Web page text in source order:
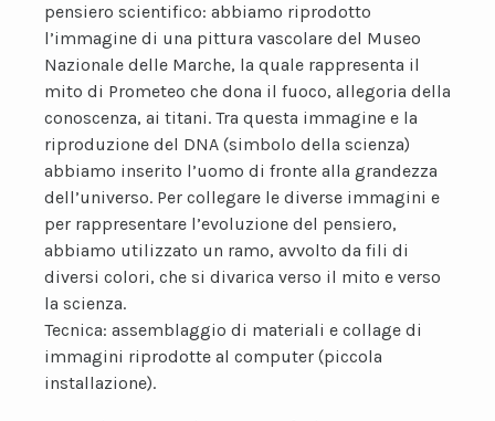
pensiero scientifico: abbiamo riprodotto
l’immagine di una pittura vascolare del Museo
Nazionale delle Marche, la quale rappresenta il
mito di Prometeo che dona il fuoco, allegoria della
conoscenza, ai titani. Tra questa immagine e la
riproduzione del DNA (simbolo della scienza)
abbiamo inserito l’uomo di fronte alla grandezza
dell’universo. Per collegare le diverse immagini e
per rappresentare l’evoluzione del pensiero,
abbiamo utilizzato un ramo, avvolto da fili di
diversi colori, che si divarica verso il mito e verso
la scienza.
Tecnica: assemblaggio di materiali e collage di
immagini riprodotte al computer (piccola
installazione).